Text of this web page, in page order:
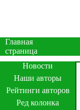
Главная
страница
Новости
Наши авторы
Рейтинги авторов
Ред колонка